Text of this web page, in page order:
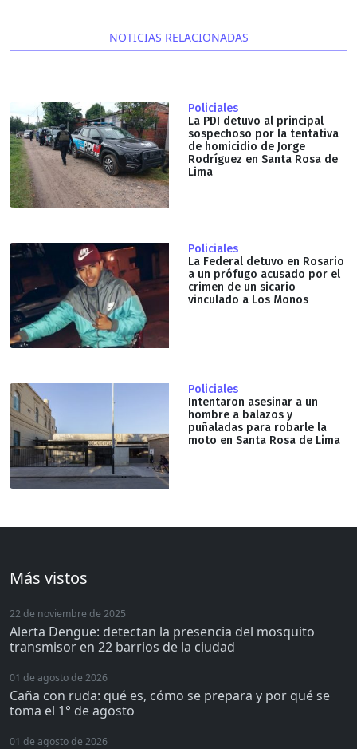
NOTICIAS RELACIONADAS
Policiales
La PDI detuvo al principal
sospechoso por la tentativa
de homicidio de Jorge
Rodríguez en Santa Rosa de
Lima
Policiales
La Federal detuvo en Rosario
a un prófugo acusado por el
crimen de un sicario
vinculado a Los Monos
Policiales
Intentaron asesinar a un
hombre a balazos y
puñaladas para robarle la
moto en Santa Rosa de Lima
Más vistos
22 de noviembre de 2025
Alerta Dengue: detectan la presencia del mosquito
transmisor en 22 barrios de la ciudad
01 de agosto de 2026
Caña con ruda: qué es, cómo se prepara y por qué se
toma el 1° de agosto
01 de agosto de 2026